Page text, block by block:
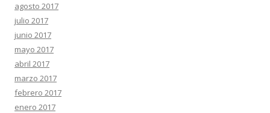
agosto 2017
julio 2017
junio 2017
mayo 2017
abril 2017
marzo 2017
febrero 2017
enero 2017